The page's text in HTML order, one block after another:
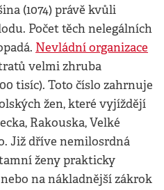
(1074) právě kvůli
Počet těch nelegálních
Nevládní organizace
velmi zhruba
tisíc). Toto číslo zahrnuje
žen, které vyjíždějí
Rakouska, Velké
Již dříve nemilosrdná
ženy prakticky
na nákladnější zákrok